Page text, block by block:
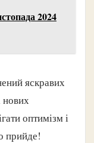
2024
яскравих
нових
оптимізм і
прийде!